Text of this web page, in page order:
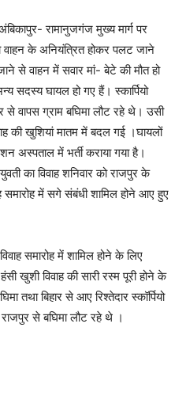
रामानुजगंज मुख्य मार्ग पर
वाहन के अनियंत्रित होकर पलट जाने
वाहन में सवार मां- बेटे की मौत हो
सदस्य घायल हो गए हैं। स्कार्पियो
से वापस ग्राम बघिमा लौट रहे थे। उसी
की खुशियां मातम में बदल गई ।घायलों
अस्पताल में भर्ती कराया गया है।
का विवाह शनिवार को राजपुर के
में सगे संबंधी शामिल होने आए हुए
समारोह में शामिल होने के लिए
विवाह की सारी रस्म पूरी होने के
तथा बिहार से आए रिश्तेदार स्कॉर्पियो
से बघिमा लौट रहे थे ।